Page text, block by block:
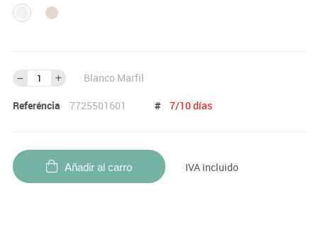
Blanco Marfil
Referéncia 7725501601 # 7/10 días
Añadir al carro IVA incluido